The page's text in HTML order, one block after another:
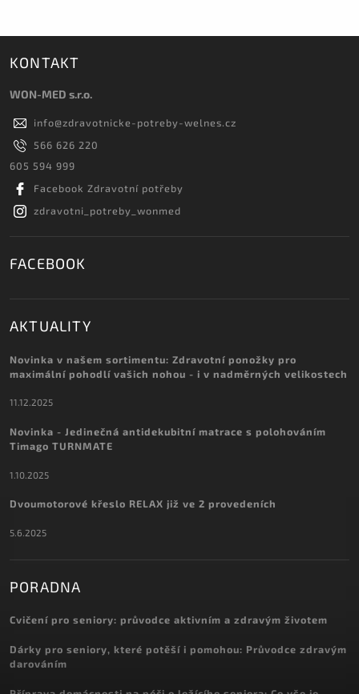
KONTAKT
WON-MED s.r.o.
info@zdravotnicke-potreby-welnes.cz
566 626 220
605 594 999
Facebook Zdravotní potřeby
zdravotni_potreby_wonmed
FACEBOOK
AKTUALITY
Novinka v našem sortimentu: Zdravotní ponožky pro
maximální pohodlí vašich nohou - i v nadměrných velikostech
11.12.2025
Novinka - Jedinečná antidekubitní matrace s polohováním
Timago TURNMATE
1.10.2025
Dvoumotorové křeslo RELAX již ve 2 provedeních
5.6.2025
PORADNA
Cvičení pro seniory: průvodce aktivním a zdravým životem
Dárky pro seniory, které potěší i pomohou: Průvodce zdravým
darováním